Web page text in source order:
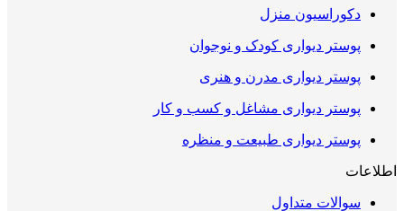
دکوراسیون منزل
پوستر دیواری کودک و نوجوان
پوستر دیواری مدرن و هنری
پوستر دیواری مشاغل و کسب و کار
پوستر دیواری طبیعت و منظره
اطلاعات
سوالات متداول